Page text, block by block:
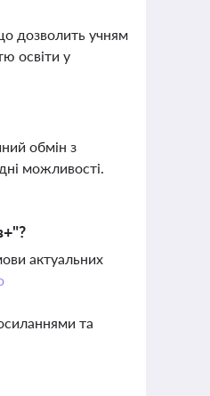
дозволить учням
освіти у
обмін з
можливості.
актуальних
та